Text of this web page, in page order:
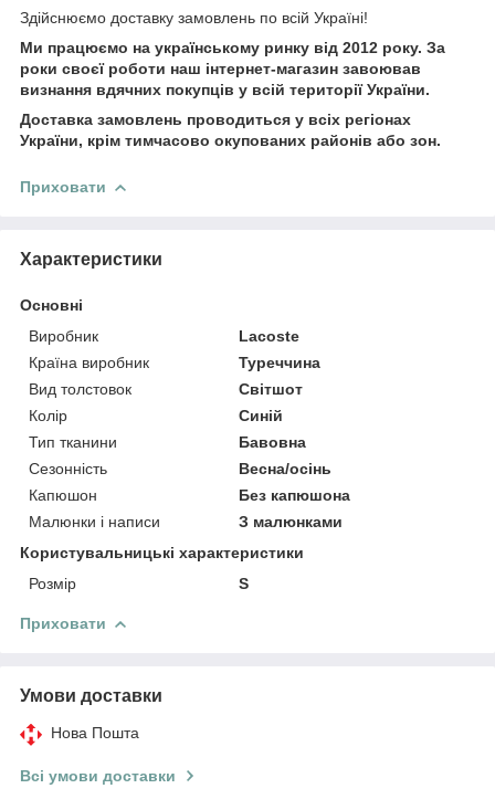
Здійснюємо доставку замовлень по всій Україні!
Ми працюємо на українському ринку від 2012 року. За
роки своєї роботи наш інтернет-магазин завоював
визнання вдячних покупців у всій території України.
Доставка замовлень проводиться у всіх регіонах
України, крім тимчасово окупованих районів або зон.
Приховати
Характеристики
Основні
Виробник
Lacoste
Країна виробник
Туреччина
Вид толстовок
Світшот
Колір
Синій
Тип тканини
Бавовна
Сезонність
Весна/осінь
Капюшон
Без капюшона
Малюнки і написи
З малюнками
Користувальницькі характеристики
Розмір
S
Приховати
Умови доставки
Нова Пошта
Всі умови доставки